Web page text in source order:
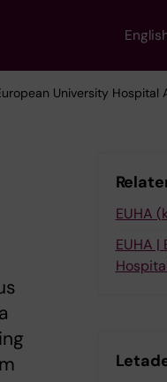
University Hospital
EUHA
EUHA